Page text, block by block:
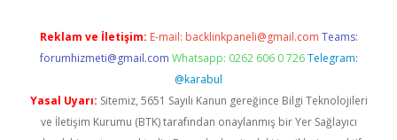
Reklam ve İletişim: E-mail: backlinkpaneli@gmail.com Teams:
forumhizmeti@gmail.com Whatsapp: 0262 606 0 726 Telegram:
@karabul
Yasal Uyarı: Sitemiz, 5651 Sayılı Kanun gereğince Bilgi Teknolojileri
ve İletişim Kurumu (BTK) tarafından onaylanmış bir Yer Sağlayıcı